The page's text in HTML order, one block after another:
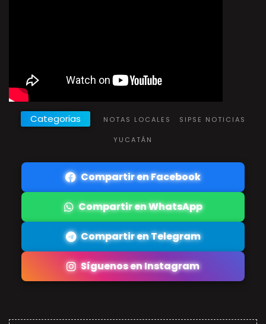
Categorias NOTAS LOCALES SIPSE NOTICIAS
YUCATÁN
Compartir en Facebook
Compartir en WhatsApp
Compartir en Telegram
Síguenos en Instagram